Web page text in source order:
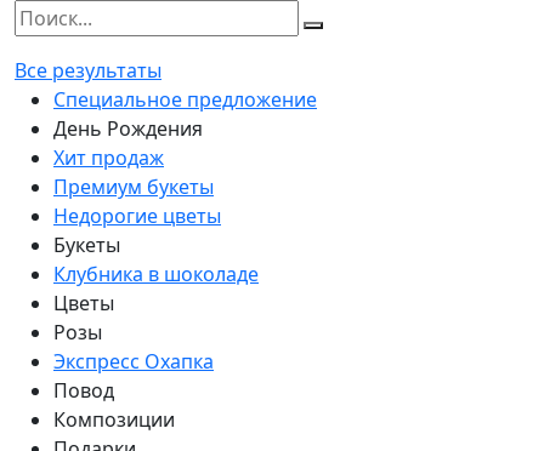
Все результаты
Специальное предложение
День Рождения
Хит продаж
Премиум букеты
Недорогие цветы
Букеты
Клубника в шоколаде
Цветы
Розы
Экспресс Охапка
Повод
Композиции